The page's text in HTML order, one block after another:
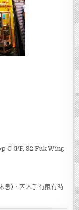
C G/F, 92 Fuk Wing
息)，因人手有限有時